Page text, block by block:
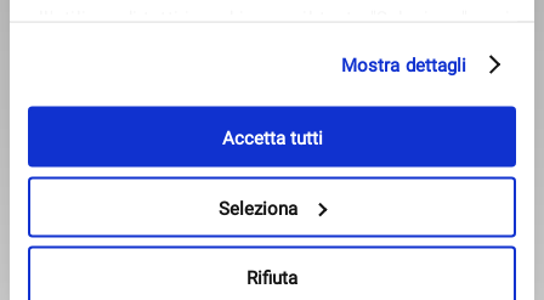
tasto "Rifiuta" o cliccando la “X” in alto a destra puoi
continuare la navigazione solo con l'utilizzo dei cookie
necessari. Per saperne di più ed eventualmente
modificare il tuo consenso, consulta l'Informativa su
rifiutare o revocare il proprio consenso in qualsiasi
momento, accedendo al pannello Mostra Dettagli.
Mostra dettagli
Accetta tutti
Seleziona
Rifiuta